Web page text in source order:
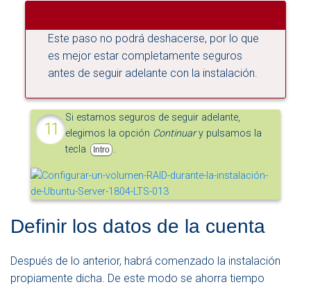
Este paso no podrá deshacerse, por lo que
es mejor estar completamente seguros
antes de seguir adelante con la instalación.
Si estamos seguros de seguir adelante,
elegimos la opción Continuary pulsamos la
tecla
Intro .
Definir los datos de la cuenta
Después de lo anterior, habrá comenzado la instalación
propiamente dicha. De este modo se ahorra tiempo